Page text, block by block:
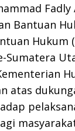
Fadly
Bantuan
Hukum
Sumatera
atas